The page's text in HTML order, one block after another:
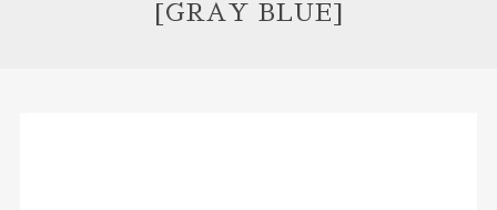
[GRAY BLUE]